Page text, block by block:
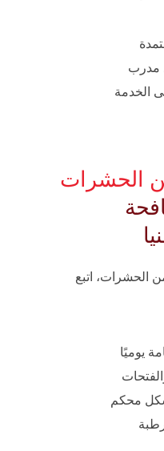
مدرب
الخدمة
الحشرات
الحشرات، اتبع
يوميًا
محكم